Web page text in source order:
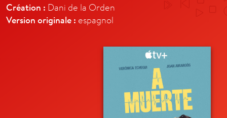
Création : Dani de la Orden
Version originale : espagnol